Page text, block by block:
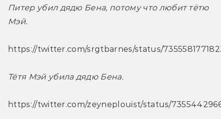
Питер убил дядю Бена, потому что любит тётю
Мэй.
https://twitter.com/srgtbarnes/status/
Тётя Мэй убила дядю Бена.
https://twitter.com/zeyneplouist/status/